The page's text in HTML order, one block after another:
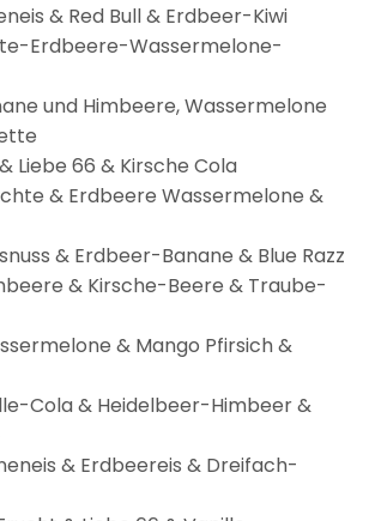
& Red Bull & Erdbeer-Kiwi
Erdbeere-Wassermelone-
und Himbeere, Wassermelone
Liebe 66 & Kirsche Cola
& Erdbeere Wassermelone &
& Erdbeer-Banane & Blue Razz
& Kirsche-Beere & Traube-
& Mango Pfirsich &
Cola & Heidelbeer-Himbeer &
& Erdbeereis & Dreifach-